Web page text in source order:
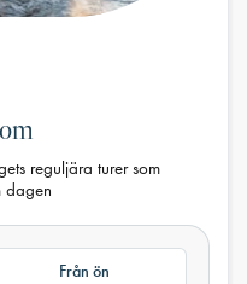
reguljära turer som
dagen
Från ön